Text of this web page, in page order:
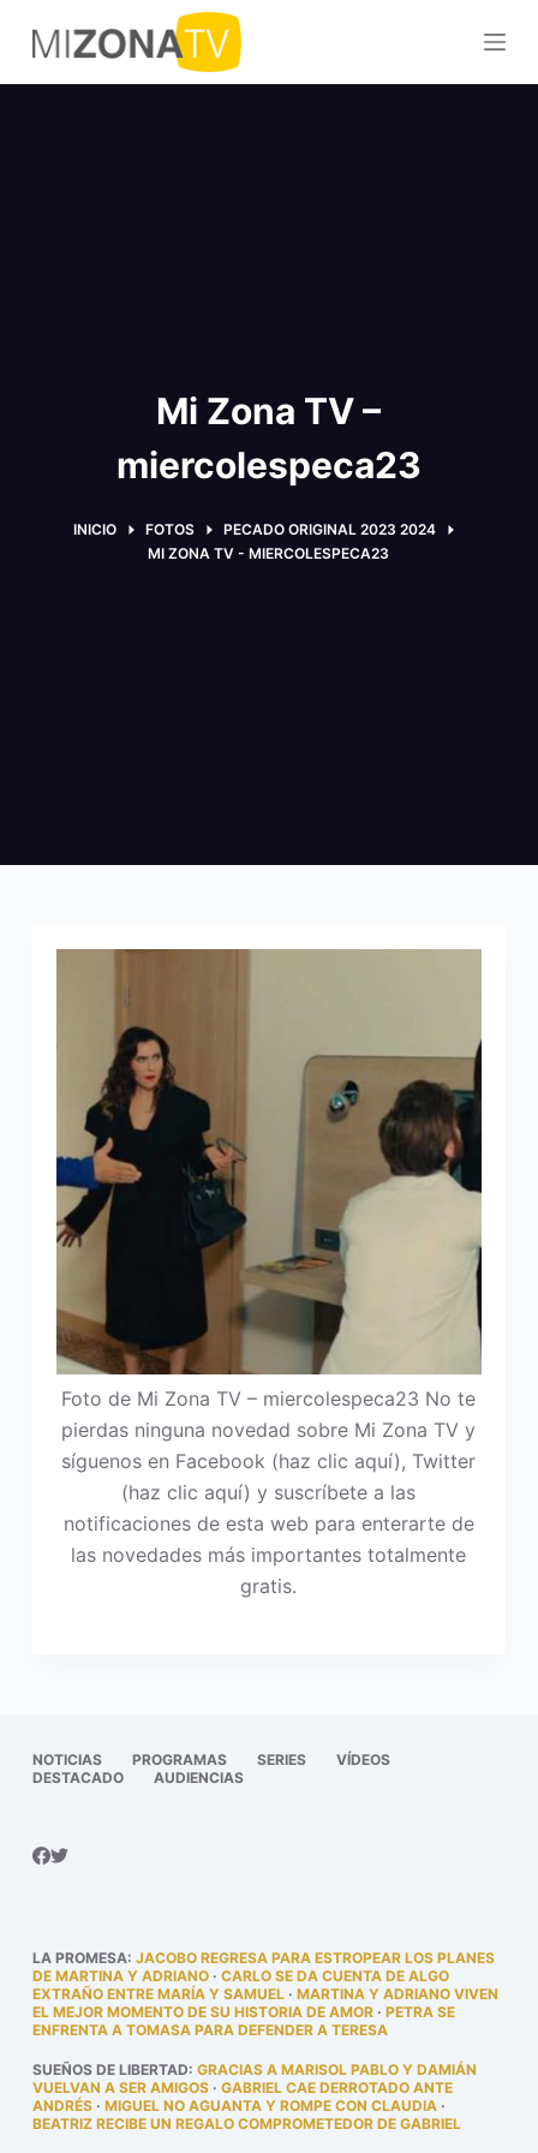
S
a
l
Mi Zona TV –
miercolespeca23
INICIO FOTOS
PECADO ORIGINAL 2023 2024
MI ZONA TV - MIERCOLESPECA23
Foto de Mi Zona TV – miercolespeca23 No te
pierdas ninguna novedad sobre Mi Zona TV y
síguenos en Facebook (haz clic aquí), Twitter
(haz clic aquí) y suscríbete a las
notificaciones de esta web para enterarte de
las novedades más importantes totalmente
gratis.
NOTICIAS PROGRAMAS SERIES
VÍDEOS
DESTACADO
AUDIENCIAS
LA PROMESA: JACOBO REGRESA PARA ESTROPEAR LOS PLANES
DE MARTINA Y ADRIANO· CARLO SE DA CUENTA DE ALGO
EXTRAÑO ENTRE MARÍA Y SAMUEL· MARTINA Y ADRIANO VIVEN
EL MEJOR MOMENTO DE SU HISTORIA DE AMOR· PETRA SE
ENFRENTA A TOMASA PARA DEFENDER A TERESA
SUEÑOS DE LIBERTAD: GRACIAS A MARISOL PABLO Y DAMIÁN
VUELVAN A SER AMIGOS· GABRIEL CAE DERROTADO ANTE
ANDRÉS· MIGUEL NO AGUANTA Y ROMPE CON CLAUDIA·
BEATRIZ RECIBE UN REGALO COMPROMETEDOR DE GABRIEL